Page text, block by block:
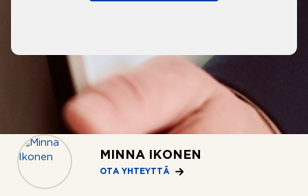
MINNA IKONEN
OTA YHTEYTTÄ